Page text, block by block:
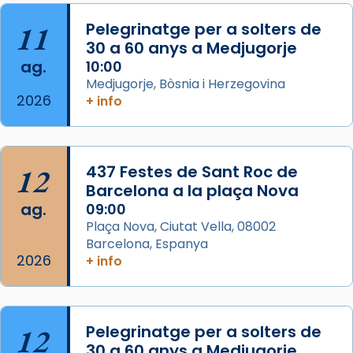
Aquest dilluns, 27 de juliol, ha tingut lloc la
missa d’acció de gràcies en agraïment al
comitè organitzador de la visita apostòlica
del Sant Pare Lleó XIV a Barcelona, i als
col·laboradors, a la Catedral de Barcelona.
L’arquebisbe de Barcelona, el cardenal Joan
Josep Omella, ha presidit la missa i l’ha
concelebrat el bisbe auxiliar de Barcelona,
Mons. David Abadías.
📸 Dr. G. Simón
Photo
View on Facebook
2 weeks ago
11
ag.
2026
Pelegrinatge per a solters de
30 a 60 anys a Medjugorje
10:00
Medjugorje, Bòsnia i Herzegovina
+ info
12
ag.
2026
437 Festes de Sant Roc de
Barcelona a la plaça Nova
09:00
Plaça Nova, Ciutat Vella, 08002
Barcelona, Espanya
+ info
12
Pelegrinatge per a solters de